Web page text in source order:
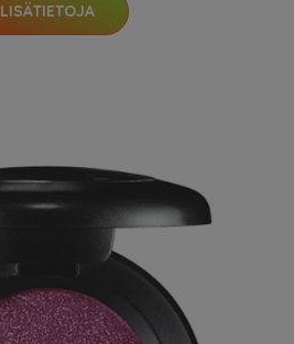
LISÄTIETOJA